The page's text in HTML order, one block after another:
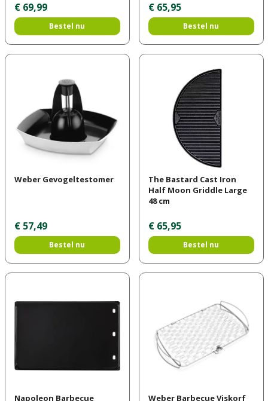
€ 69,99
Bestel nu
€ 65,95
Bestel nu
Weber Gevogeltestomer
€ 57,49
Bestel nu
The Bastard Cast Iron
Half Moon Griddle Large
48 cm
€ 65,95
Bestel nu
Napoleon Barbecue
Weber Barbecue Viskorf